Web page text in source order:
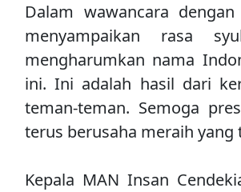
Dalam wawancara
menyampaikan rasa
mengharumkan nama
ini. Ini adalah hasil dari
teman-teman. Semoga
terus berusaha meraih yang
Kepala MAN Insan